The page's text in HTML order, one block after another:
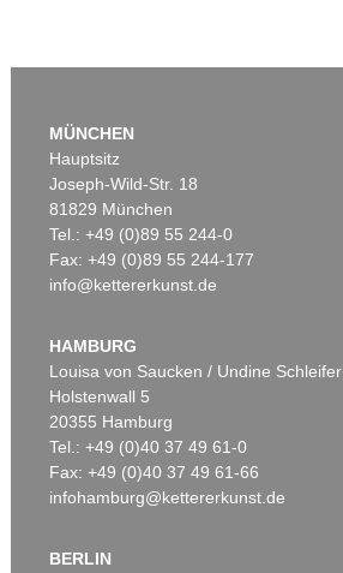
MÜNCHEN
Hauptsitz
Joseph-Wild-Str. 18
81829 München
Tel.: +49 (0)89 55 244-0
Fax: +49 (0)89 55 244-177
info@kettererkunst.de
HAMBURG
Louisa von Saucken / Undine Schleifer
Holstenwall 5
20355 Hamburg
Tel.: +49 (0)40 37 49 61-0
Fax: +49 (0)40 37 49 61-66
infohamburg@kettererkunst.de
BERLIN